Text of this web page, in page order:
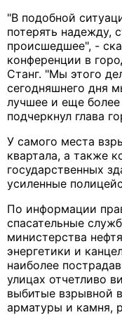
"В подобной
потерять надежду,
происшедшее", -
конференции в
Станг. "Мы этого
сегодняшнего дня
лучшее и еще
подчеркнул глава
У самого места
квартала, а также
государственных
усиленные
По информации
спасательные
министерства
энергетики и
наиболее
улицах отчетливо
выбитые взрывной
арматуры и камня,